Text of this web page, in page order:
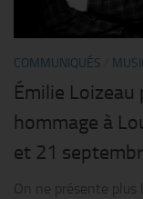
COMMUNIQUÉS
Émilie
hommage à
et 21
On ne présente plus